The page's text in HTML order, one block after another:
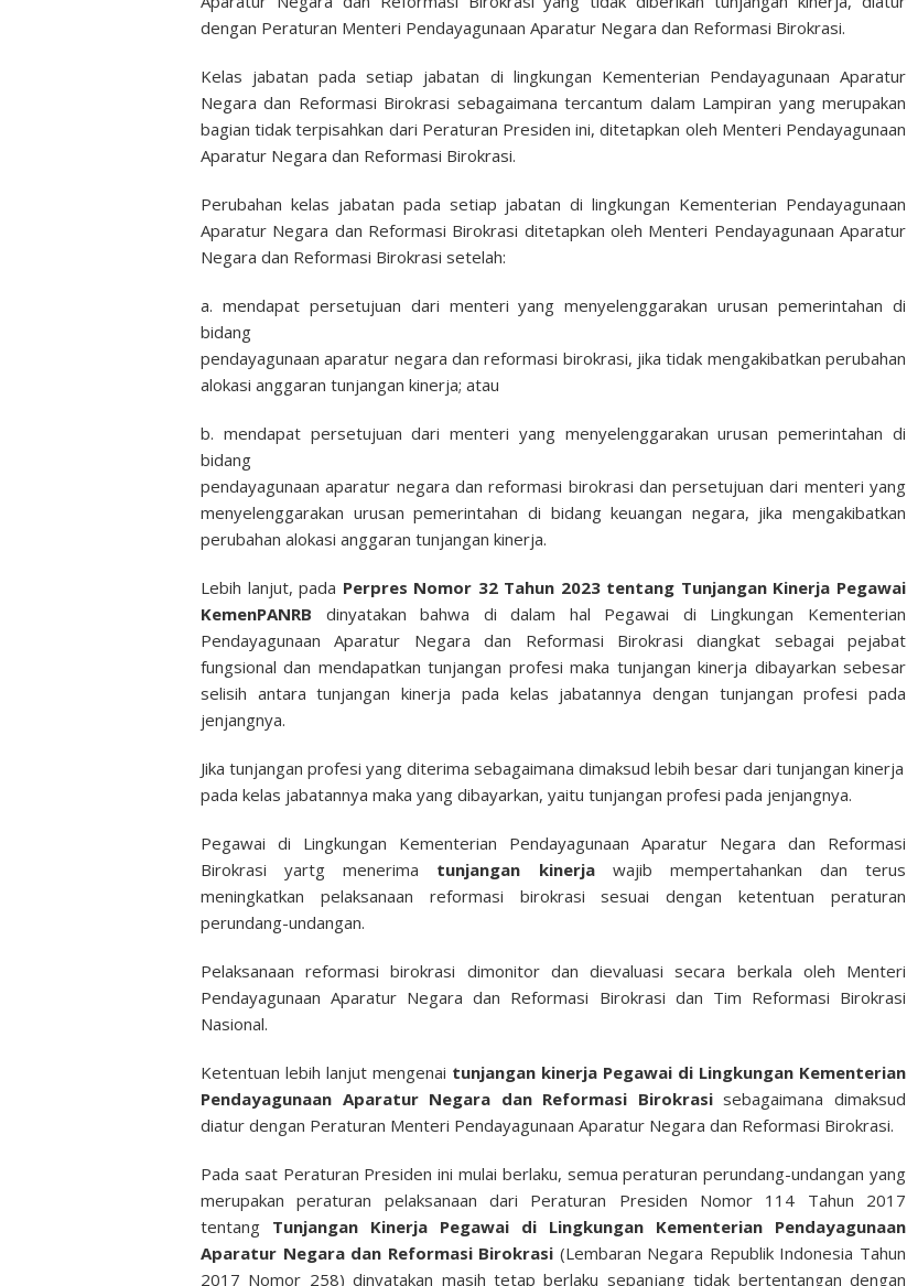
dengan Peraturan Menteri Pendayagunaan Aparatur Negara dan Reformasi Birokrasi.
Kelas jabatan pada setiap jabatan di lingkungan Kementerian Pendayagunaan Aparatur
Negara dan Reformasi Birokrasi sebagaimana tercantum dalam Lampiran yang merupakan
bagian tidak terpisahkan dari Peraturan Presiden ini, ditetapkan oleh Menteri Pendayagunaan
Aparatur Negara dan Reformasi Birokrasi.
Perubahan kelas jabatan pada setiap jabatan di lingkungan Kementerian Pendayagunaan
Aparatur Negara dan Reformasi Birokrasi ditetapkan oleh Menteri Pendayagunaan Aparatur
Negara dan Reformasi Birokrasi setelah:
a. mendapat persetujuan dari menteri yang menyelenggarakan urusan pemerintahan di
bidang
pendayagunaan aparatur negara dan reformasi birokrasi, jika tidak mengakibatkan perubahan
alokasi anggaran tunjangan kinerja; atau
b. mendapat persetujuan dari menteri yang menyelenggarakan urusan pemerintahan di
bidang
pendayagunaan aparatur negara dan reformasi birokrasi dan persetujuan dari menteri yang
menyelenggarakan urusan pemerintahan di bidang keuangan negara, jika mengakibatkan
perubahan alokasi anggaran tunjangan kinerja.
Lebih lanjut, pada Perpres Nomor 32 Tahun 2023 tentang Tunjangan Kinerja Pegawai
KemenPANRB dinyatakan bahwa di dalam hal Pegawai di Lingkungan Kementerian
Pendayagunaan Aparatur Negara dan Reformasi Birokrasi diangkat sebagai pejabat
fungsional dan mendapatkan tunjangan profesi maka tunjangan kinerja dibayarkan sebesar
selisih antara tunjangan kinerja pada kelas jabatannya dengan tunjangan profesi pada
jenjangnya.
Jika tunjangan profesi yang diterima sebagaimana dimaksud lebih besar dari tunjangan kinerja
pada kelas jabatannya maka yang dibayarkan, yaitu tunjangan profesi pada jenjangnya.
Pegawai di Lingkungan Kementerian Pendayagunaan Aparatur Negara dan Reformasi
Birokrasi yartg menerima tunjangan kinerjawajib mempertahankan dan terus
meningkatkan pelaksanaan reformasi birokrasi sesuai dengan ketentuan peraturan
perundang-undangan.
Pelaksanaan reformasi birokrasi dimonitor dan dievaluasi secara berkala oleh Menteri
Pendayagunaan Aparatur Negara dan Reformasi Birokrasi dan Tim Reformasi Birokrasi
Nasional.
Ketentuan lebih lanjut mengenai tunjangan kinerja Pegawai di Lingkungan Kementerian
Pendayagunaan Aparatur Negara dan Reformasi Birokrasisebagaimana dimaksud
diatur dengan Peraturan Menteri Pendayagunaan Aparatur Negara dan Reformasi Birokrasi.
Pada saat Peraturan Presiden ini mulai berlaku, semua peraturan perundang-undangan yang
merupakan peraturan pelaksanaan dari Peraturan Presiden Nomor 114 Tahun 2017
tentang Tunjangan Kinerja Pegawai di Lingkungan Kementerian Pendayagunaan
Aparatur Negara dan Reformasi Birokrasi (Lembaran Negara Republik Indonesia Tahun
2017 Nomor 258) dinyatakan masih tetap berlaku sepanjang tidak bertentangan dengan